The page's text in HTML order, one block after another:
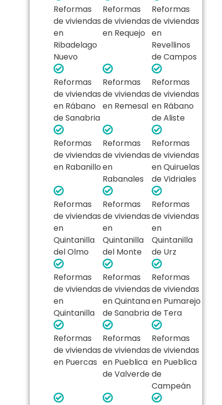
Reformas
de viviendas
en
Ribadelago
Nuevo
Reformas
de viviendas
en Requejo
Reformas
de viviendas
en
Revellinos
de Campos
Reformas
de viviendas
en Rábano
de Sanabria
Reformas
de viviendas
en Remesal
Reformas
de viviendas
en Rábano
de Aliste
Reformas
de viviendas
en Rabanillo
Reformas
de viviendas
en
Rabanales
Reformas
de viviendas
en Quiruelas
de Vidriales
Reformas
de viviendas
en
Quintanilla
del Olmo
Reformas
de viviendas
en
Quintanilla
del Monte
Reformas
de viviendas
en
Quintanilla
de Urz
Reformas
de viviendas
en
Quintanilla
Reformas
de viviendas
en Quintana
de Sanabria
Reformas
de viviendas
en Pumarejo
de Tera
Reformas
de viviendas
en Puercas
Reformas
de viviendas
en Pueblica
de Valverde
Reformas
de viviendas
en Pueblica
de
Campeán